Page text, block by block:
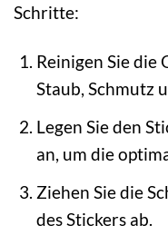
Schritte:
Reinigen Sie die
Staub, Schmutz
Legen Sie den
an, um die
Ziehen Sie die
des Stickers ab.